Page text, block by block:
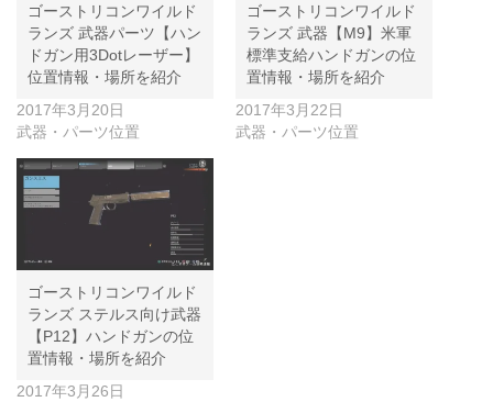
ゴーストリコンワイルド
ランズ 武器パーツ【ハン
ドガン用3Dotレーザー】
位置情報・場所を紹介
2017年3月20日
武器・パーツ位置
ゴーストリコンワイルド
ランズ 武器【M9】米軍
標準支給ハンドガンの位
置情報・場所を紹介
2017年3月22日
武器・パーツ位置
ゴーストリコンワイルド
ランズ ステルス向け武器
【P12】ハンドガンの位
置情報・場所を紹介
2017年3月26日